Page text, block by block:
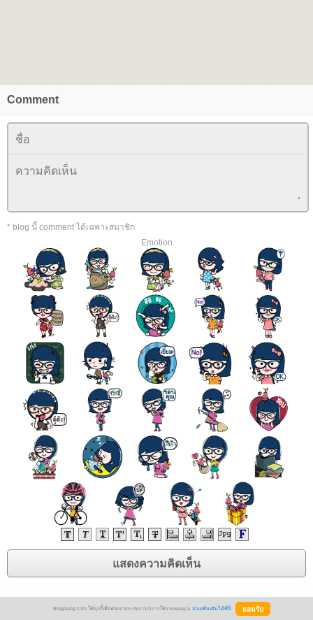
Comment
* blog นี้ comment ได้เฉพาะสมาชิก
Emotion
BlogGang.com ใช้คุกกี้เพื่อพัฒนาประสบการณ์การใช้งานของคุณ อ่านเพิ่มเติมได้ที่นี่